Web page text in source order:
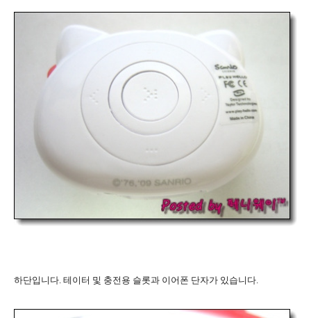
하단입니다. 테이터 및 충전용 슬롯과 이어폰 단자가 있습니다.